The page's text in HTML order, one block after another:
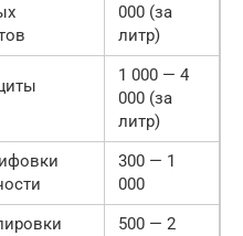
000 (за
литр)
1 000 — 4
000 (за
литр)
300 — 1
000
500 — 2